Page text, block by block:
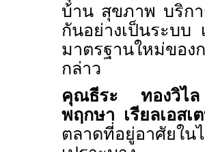
บ้าน สุขภาพ บริก
กันอย่างเป็นระบบ
มาตรฐานใหม่ขอ
กล่าว
คุณธีระ ทองวิไ
พฤกษา เรียลเอส
ตลาดที่อยู่อาศัยใ